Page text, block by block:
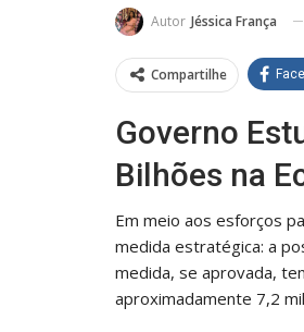
Autor Jéssica França
Compartilhe
Governo
Bilhões na
Em meio aos esforços
medida estratégica: a
medida, se aprovada,
aproximadamente 7,2